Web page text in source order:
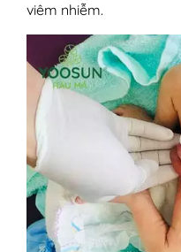
viêm nhiễm.